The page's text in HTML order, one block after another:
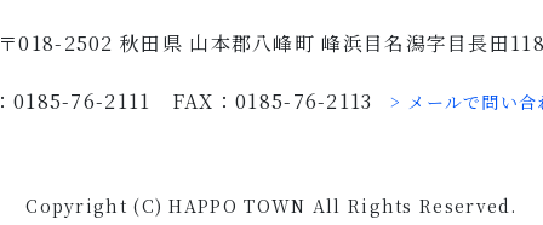
018-2502 秋田県 山本郡八峰町 峰浜目名潟字目長田118
0185-76-2111 FAX：0185-76-2113 > メールで問い合
Copyright (C) HAPPO TOWN All Rights Reserved.